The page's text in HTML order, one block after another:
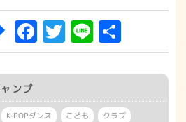
Facebook
Twitter
Line
有
ンプ
K-POPダンス こども
クラブ